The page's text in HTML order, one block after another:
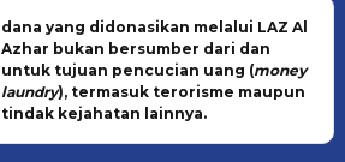
dana yang didonasikan melalui LAZ Al
Azhar bukan bersumber dari dan
untuk tujuan pencucian uang (money
laundry), termasuk terorisme maupun
tindak kejahatan lainnya.